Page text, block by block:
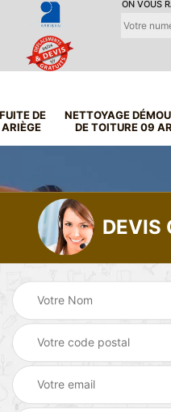
ON VOUS
DE
NETTOYAGE
DE TOITURE 09
Recherche fuite
toiture 09
DEVIS